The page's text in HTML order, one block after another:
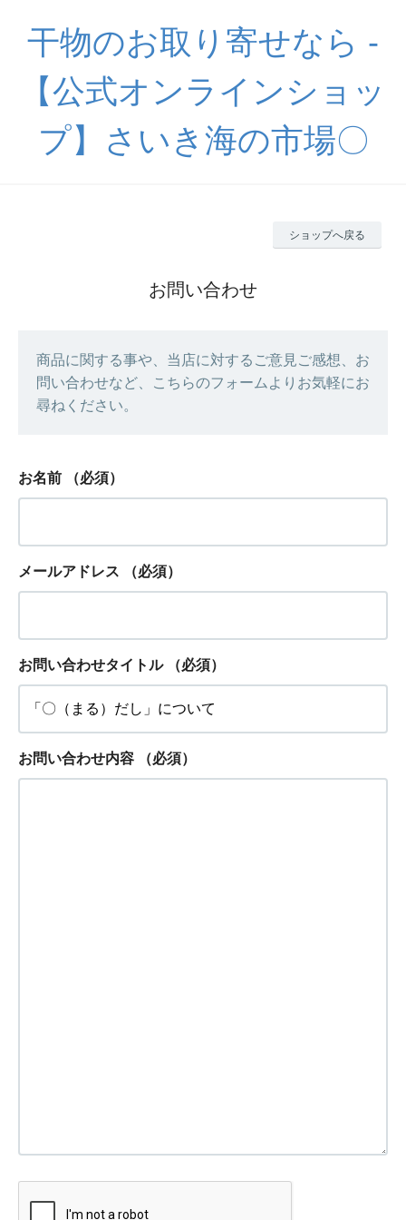
干物のお取り寄せなら -
【公式オンラインショッ
プ】さいき海の市場〇
ショップへ戻る
お問い合わせ
商品に関する事や、当店に対するご意見ご感想、お
問い合わせなど、こちらのフォームよりお気軽にお
尋ねください。
お名前 （必須）
メールアドレス （必須）
お問い合わせタイトル （必須）
お問い合わせ内容 （必須）